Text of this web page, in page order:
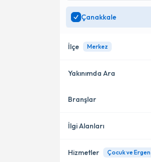
bölgesinde uzman ara
Çanakkale
İlçe Merkez
Merkez
Biga
Yakınımda Ara
Konumuma yakın uzmanları
Branşlar
Psikolojik Danışman
İlgi Alanları
Hizmetler